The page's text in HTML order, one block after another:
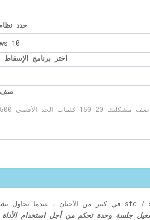
حدد
اختر برنامج الإسقاط
صف